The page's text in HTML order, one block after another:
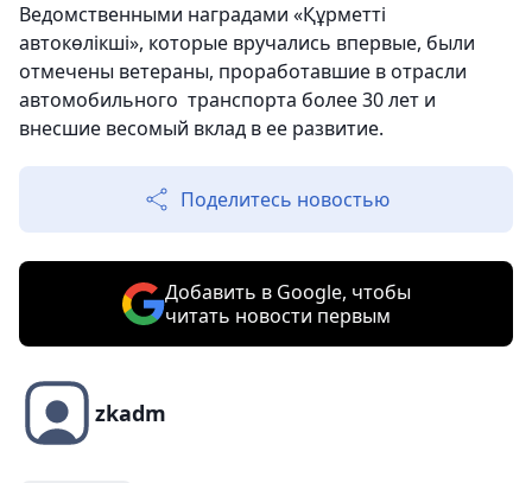
Ведомственными наградами «Құрметті
автокөлікші», которые вручались впервые, были
отмечены ветераны, проработавшие в отрасли
автомобильного транспорта более 30 лет и
внесшие весомый вклад в ее развитие.
Поделитесь новостью
Добавить в Google, чтобы
читать новости первым
zkadm